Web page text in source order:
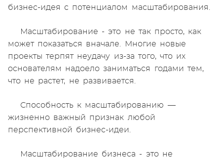
бизнес-идея с потенциалом масштабирования.
Масштабирование - это не так просто, как
может показаться вначале. Многие новые
проекты терпят неудачу из-за того, что их
основателям надоело заниматься годами тем,
что не растет, не развивается.
Способность к масштабированию —
жизненно важный признак любой
перспективной бизнес-идеи.
Масштабирование бизнеса - это не